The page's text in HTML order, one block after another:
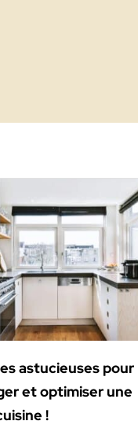
astucieuses pour
et optimiser une
!